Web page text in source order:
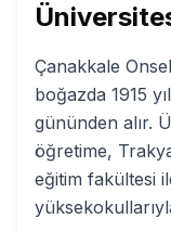
Çanakkale
boğazda 1915
gününden alır.
öğretime,
eğitim fakültesi